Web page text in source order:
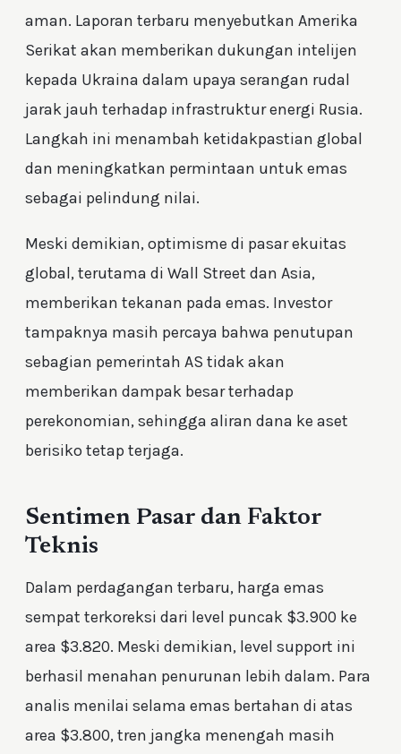
aman. Laporan terbaru menyebutkan Amerika
Serikat akan memberikan dukungan intelijen
kepada Ukraina dalam upaya serangan rudal
jarak jauh terhadap infrastruktur energi Rusia.
Langkah ini menambah ketidakpastian global
dan meningkatkan permintaan untuk emas
sebagai pelindung nilai.
Meski demikian, optimisme di pasar ekuitas
global, terutama di Wall Street dan Asia,
memberikan tekanan pada emas. Investor
tampaknya masih percaya bahwa penutupan
sebagian pemerintah AS tidak akan
memberikan dampak besar terhadap
perekonomian, sehingga aliran dana ke aset
berisiko tetap terjaga.
Sentimen Pasar dan Faktor
Teknis
Dalam perdagangan terbaru, harga emas
sempat terkoreksi dari level puncak $3.900 ke
area $3.820. Meski demikian, level support ini
berhasil menahan penurunan lebih dalam. Para
analis menilai selama emas bertahan di atas
area $3.800, tren jangka menengah masih